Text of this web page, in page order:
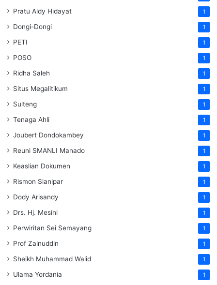
Pratu Aldy Hidayat 1
Dongi-Dongi 1
PETI 1
POSO 1
Ridha Saleh 1
Situs Megalitikum 1
Sulteng 1
Tenaga Ahli 1
Joubert Dondokambey 1
Reuni SMANLI Manado 1
Keaslian Dokumen 1
Rismon Sianipar 1
Dody Arisandy 1
Drs. Hj. Mesini 1
Perwiritan Sei Semayang 1
Prof Zainuddin 1
Sheikh Muhammad Walid 1
Ulama Yordania 1